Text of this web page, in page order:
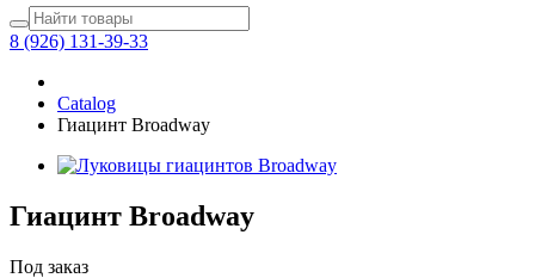
8 (926) 131-39-33
Catalog
Гиацинт Broadway
Гиацинт Broadway
Под заказ